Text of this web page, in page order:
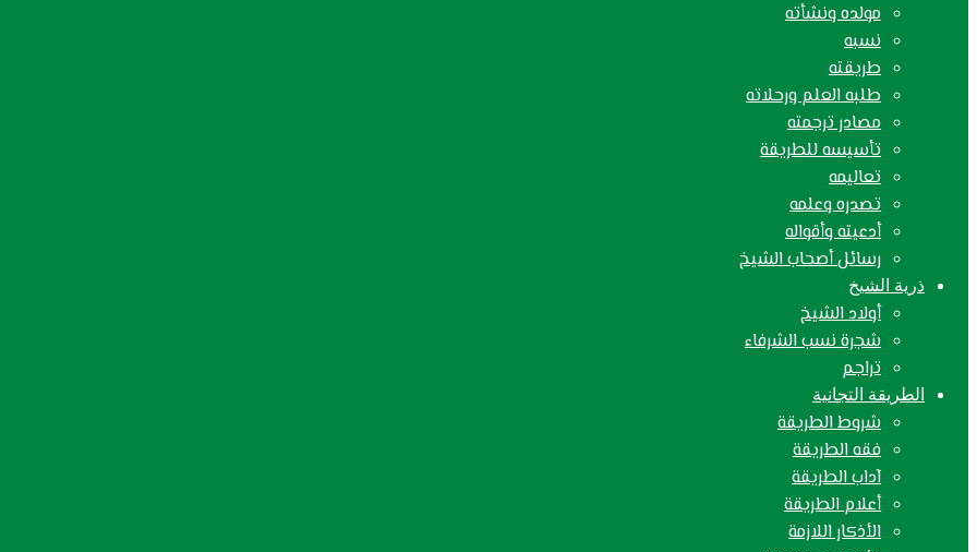
مولده ونشأته
نسبه
طريقته
طلبه العلم ورحلاته
مصادر ترجمته
تأسيسه للطريقة
تعاليمه
تصدره وعلمه
أدعيته وأقواله
رسائل أصحاب الشيخ
ذرية الشيخ
أولاد الشيخ
شجرة نسب الشرفاء
تراجم
الطريقة التجانية
شروط الطريقة
فقه الطريقة
آداب الطريقة
أعلام الطريقة
الأذكار اللازمة